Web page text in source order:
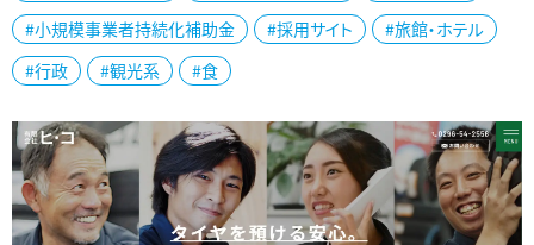
#小規模事業者持続化補助金
#採用サイト
#旅館・ホテル
#行政
#観光系 #食